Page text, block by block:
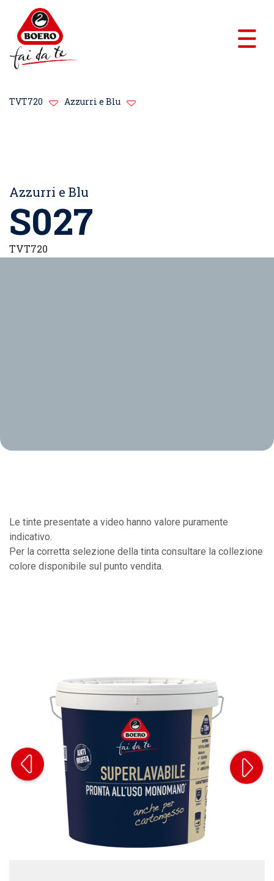
TVT720 Azzurri e Blu
Azzurri e Blu
S027
TVT720
Le tinte presentate a video hanno valore puramente
indicativo.
Per la corretta selezione della tinta consultare la collezione
colore disponibile sul punto vendita.